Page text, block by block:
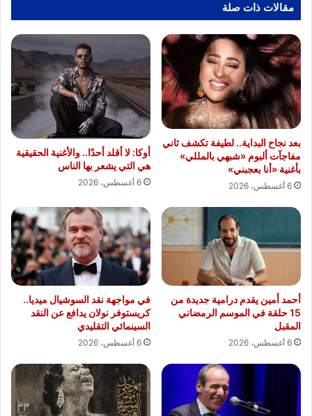
مقالات ذات صلة
بعد نجاح البداية.. لطيفة تكشف ثاني
مفاجآت ألبوم «شبهي بالمللي»
بأغنية «أنا بعجبني»
6 أغسطس، 2026
أوكا: لا أقلد أحدًا.. والأغنية الحقيقية
هي التي يشعر بها الناس
6 أغسطس، 2026
أحمد أمين يقدم درامية جديدة من
15 حلقة في الموسم الرمضاني
المقبل
6 أغسطس، 2026
في مواجهة نقد السوشيال ميديا..
كريستوفر نولان يدافع عن النقد
السينمائي التقليدي
6 أغسطس، 2026